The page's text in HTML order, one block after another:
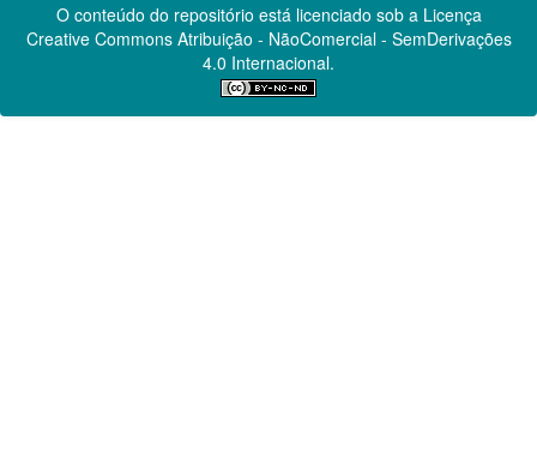
O conteúdo do repositório está licenciado sob a Licença
Creative CommonsAtribuição - NãoComercial - SemDerivações
4.0 Internacional.